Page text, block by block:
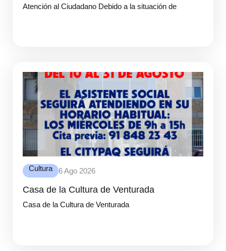
Atención al Ciudadano Debido a la situación de
Cultura 6 Ago 2026
Casa de la Cultura de Venturada
Casa de la Cultura de Venturada